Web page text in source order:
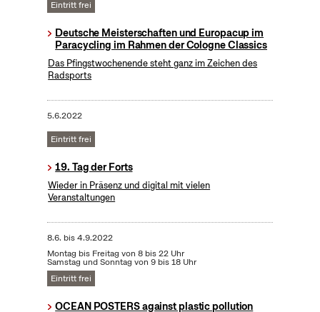
Eintritt frei
Deutsche Meisterschaften und Europacup im
Paracycling im Rahmen der Cologne Classics
Das Pfingstwochenende steht ganz im Zeichen des
Radsports
5.6.2022
Eintritt frei
19. Tag der Forts
Wieder in Präsenz und digital mit vielen
Veranstaltungen
8.6. bis4.9.2022
Montag bis Freitag von 8 bis 22 Uhr
Samstag und Sonntag von 9 bis 18 Uhr
Eintritt frei
OCEAN POSTERS against plastic pollution